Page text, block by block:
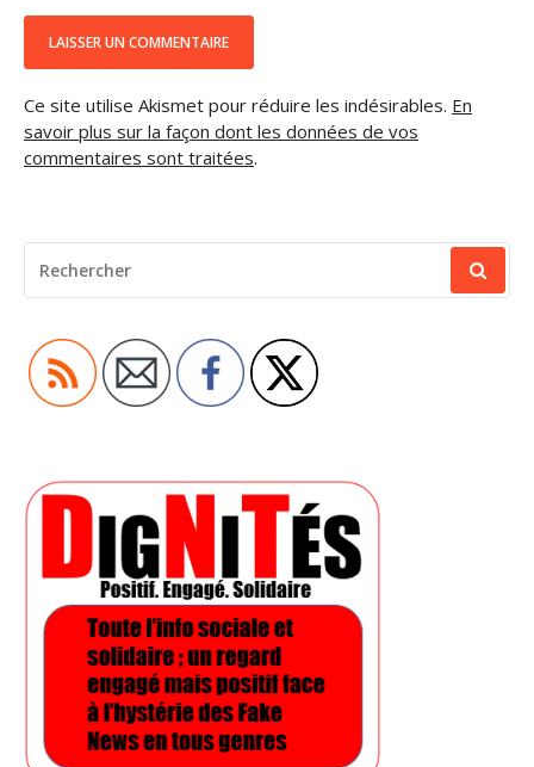
Ce site utilise Akismet pour réduire les indésirables. En
savoir plus sur la façon dont les données de vos
commentaires sont traitées.
POUR
: